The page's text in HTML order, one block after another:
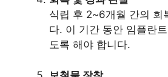
식립 후 2~6개월 간의 회
다. 이 기간 동안 임플란
도록 해야 합니다.